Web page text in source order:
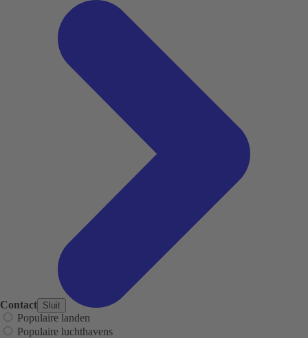
Contact Sluit
Populaire landen
Populaire luchthavens